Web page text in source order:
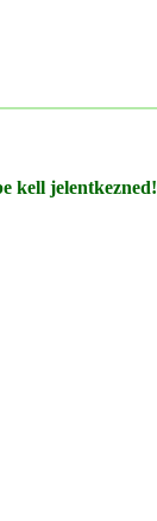
kell jelentkezned!